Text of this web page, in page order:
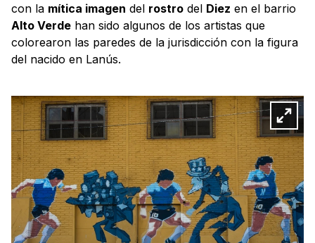
con la mítica imagen del rostro del Diez en el barrio
Alto Verde han sido algunos de los artistas que
colorearon las paredes de la jurisdicción con la figura
del nacido en Lanús.